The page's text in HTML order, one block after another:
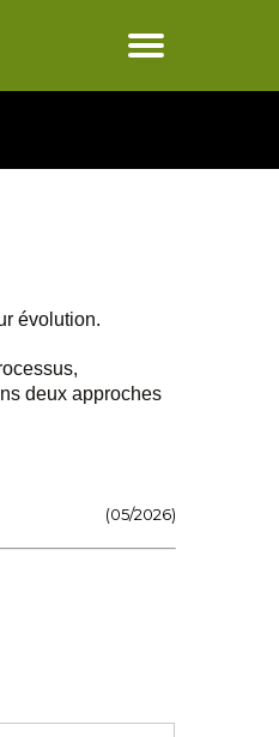
évolution.
deux approches
(05/2026)